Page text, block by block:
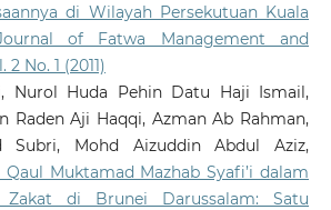
di Wilayah Persekutuan Kuala
of Fatwa Management and
2 No. 1 (2011)
Nurol Huda Pehin Datu Haji Ismail,
Raden Aji Haqqi, Azman Ab Rahman,
Subri, Mohd Aizuddin Abdul Aziz,
Qaul Muktamad Mazhab Syafi’i dalam
Zakat di Brunei Darussalam: Satu